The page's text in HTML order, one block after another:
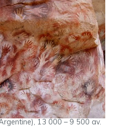
13 000 – 9 500 av.